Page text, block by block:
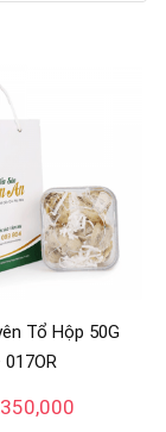
Tổ Hộp 50G
017OR